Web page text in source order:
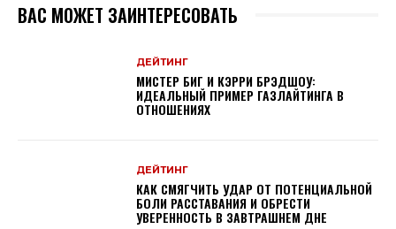
ВАС МОЖЕТ ЗАИНТЕРЕСОВАТЬ
ДЕЙТИНГ
МИСТЕР БИГ И КЭРРИ БРЭДШОУ:
ИДЕАЛЬНЫЙ ПРИМЕР ГАЗЛАЙТИНГА В
ОТНОШЕНИЯХ
ДЕЙТИНГ
КАК СМЯГЧИТЬ УДАР ОТ ПОТЕНЦИАЛЬНОЙ
БОЛИ РАССТАВАНИЯ И ОБРЕСТИ
УВЕРЕННОСТЬ В ЗАВТРАШНЕМ ДНЕ